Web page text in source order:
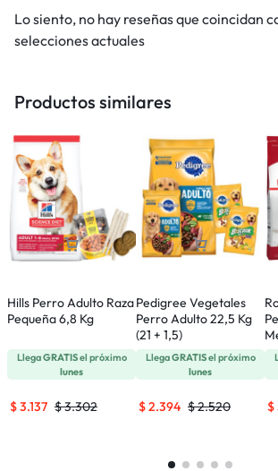
Lo siento, no hay reseñas que coincidan
selecciones actuales
Productos similares
Hills Perro Adulto Raza
Pequeña 6,8 Kg
LlegaGRATISel próximo
lunes
$3.302
$3.137
Pedigree Vegetales
Perro Adulto 22,5 Kg
(21 + 1,5)
LlegaGRATISel próximo
lunes
$2.520
$2.394 $